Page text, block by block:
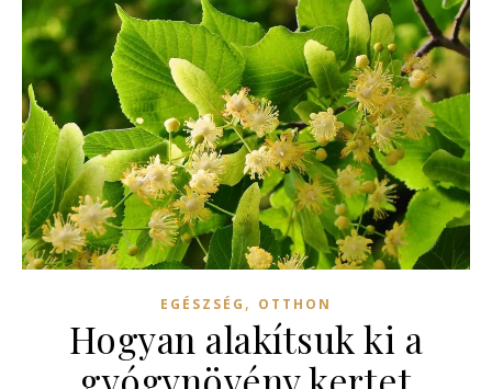
EGÉSZSÉG , OTTHON
Hogyan alakítsuk ki a